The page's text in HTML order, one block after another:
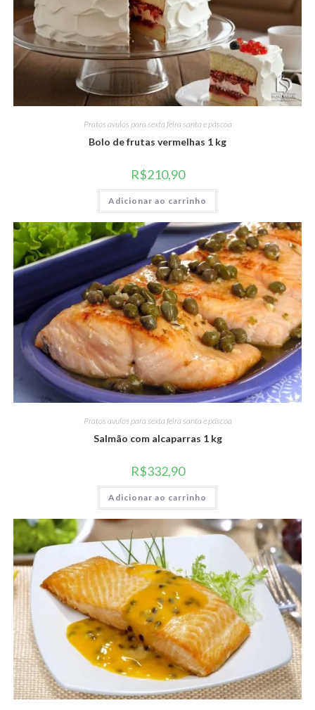
Pratos avulos para sexta feira santa e páscoa
Bolo de frutas vermelhas 1 kg
R$210,90
Adicionar ao carrinho
Pratos avulos para sexta feira santa e páscoa
Salmão com alcaparras 1 kg
R$332,90
Adicionar ao carrinho